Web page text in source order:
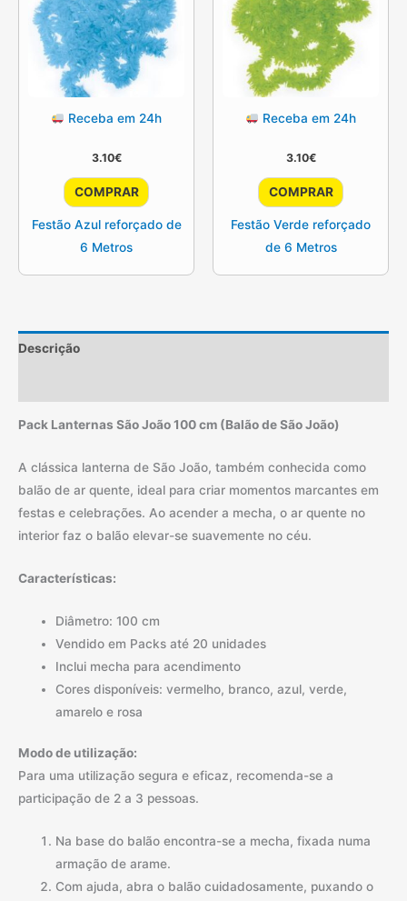
Receba em 24h
3.10€
COMPRAR
Festão Azul reforçado de
6 Metros
Receba em 24h
3.10€
COMPRAR
Festão Verde reforçado
de 6 Metros
Descrição
Pack Lanternas São João 100 cm (Balão de São João)
A clássica lanterna de São João, também conhecida como
balão de ar quente, ideal para criar momentos marcantes em
festas e celebrações. Ao acender a mecha, o ar quente no
interior faz o balão elevar-se suavemente no céu.
Características:
Diâmetro: 100 cm
Vendido em Packs até 20 unidades
Inclui mecha para acendimento
Cores disponíveis: vermelho, branco, azul, verde,
amarelo e rosa
Modo de utilização:
Para uma utilização segura e eficaz, recomenda-se a
participação de 2 a 3 pessoas.
Na base do balão encontra-se a mecha, fixada numa
armação de arame.
Com ajuda, abra o balão cuidadosamente, puxando o